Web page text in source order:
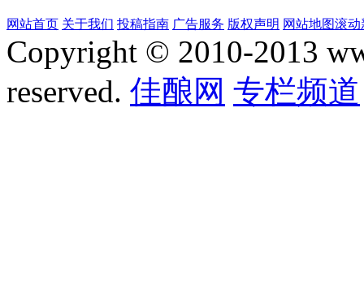
网站首页 关于我们 投稿指南 广告服务 版权声明 网站地图滚动
Copyright © 2010-2013
reserved. 佳酿网 专栏频道